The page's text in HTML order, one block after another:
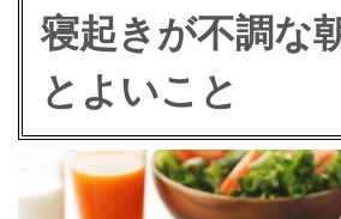
寝起きが不調な
とよいこと